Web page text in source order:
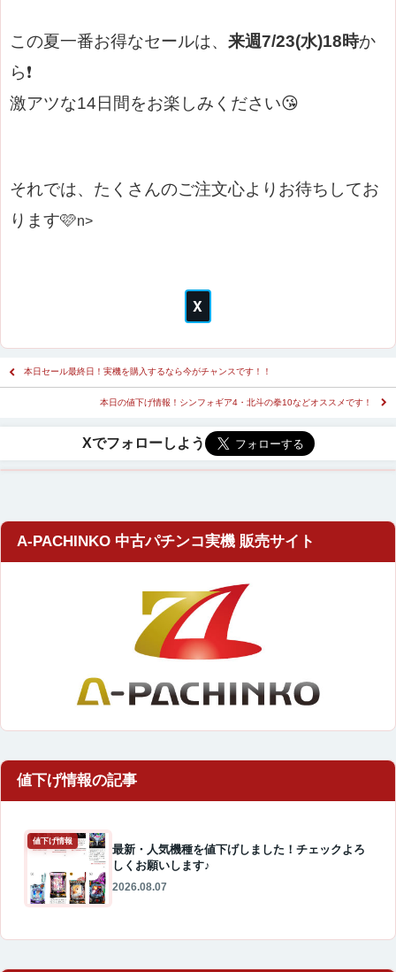
この夏一番お得なセールは、 来週7/23(水)18時か
ら❗
激アツな14日間をお楽しみください😘
それでは、たくさんのご注文心よりお待ちしてお
ります🩷n>
本日セール最終日！実機を購入するなら今がチャンスです！！
本日の値下げ情報！シンフォギア4・北斗の拳10などオススメです！
A-PACHINKO 中古パチンコ実機 販売サイト
値下げ情報
最新・人気機種を値下げしました！チェックよろ
しくお願いします♪
2026.08.07